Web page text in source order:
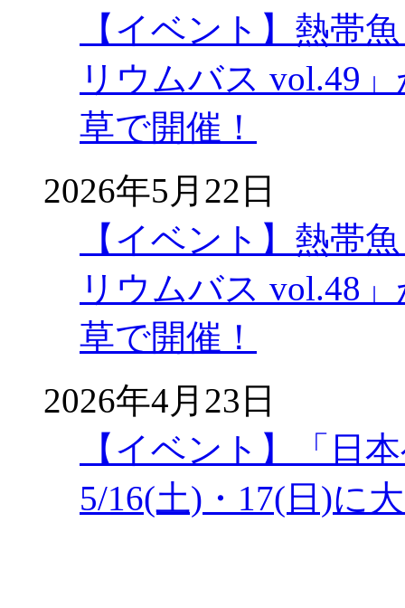
【イベント】熱帯
リウムバス vol.49
草で開催！
2026年5月22日
【イベント】熱帯
リウムバス vol.48
草で開催！
2026年4月23日
【イベント】「日
5/16(土)・17(日)に